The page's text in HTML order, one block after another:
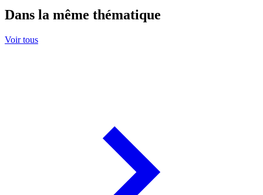
Dans la même thématique
Voir tous